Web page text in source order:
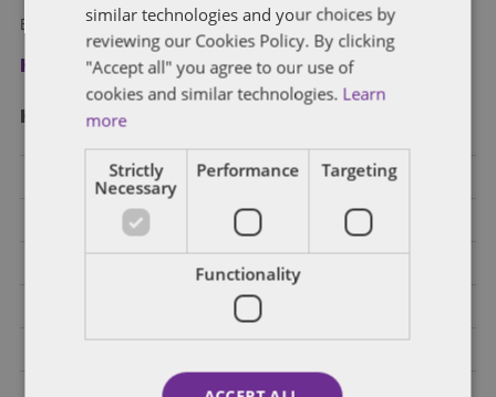
Blog yazılarımızı e-posta ile alın.
Kayıt ol
Kategori̇ler
Bankacılık
Birleşme ve Devralma ve Ortak Girişim
similar technologies and your choices by
reviewing our Cookies Policy. By clicking
"Accept all" you agree to our use of
cookies and similar technologies. Learn
more
Strictly
Necessary
Performance Targeting
Functionality